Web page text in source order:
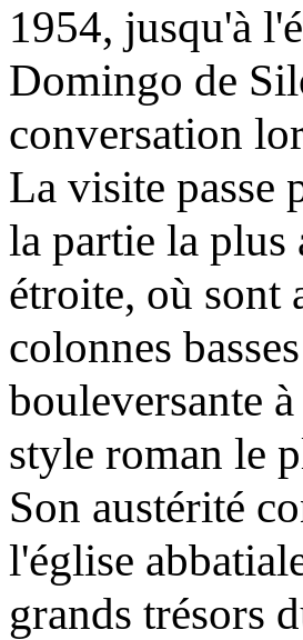
1954, jusqu'à
Domingo de
conversation
La visite passe
la partie la plus
étroite, où sont
colonnes
bouleversante
style roman le
Son austérité
l'église
grands trésors